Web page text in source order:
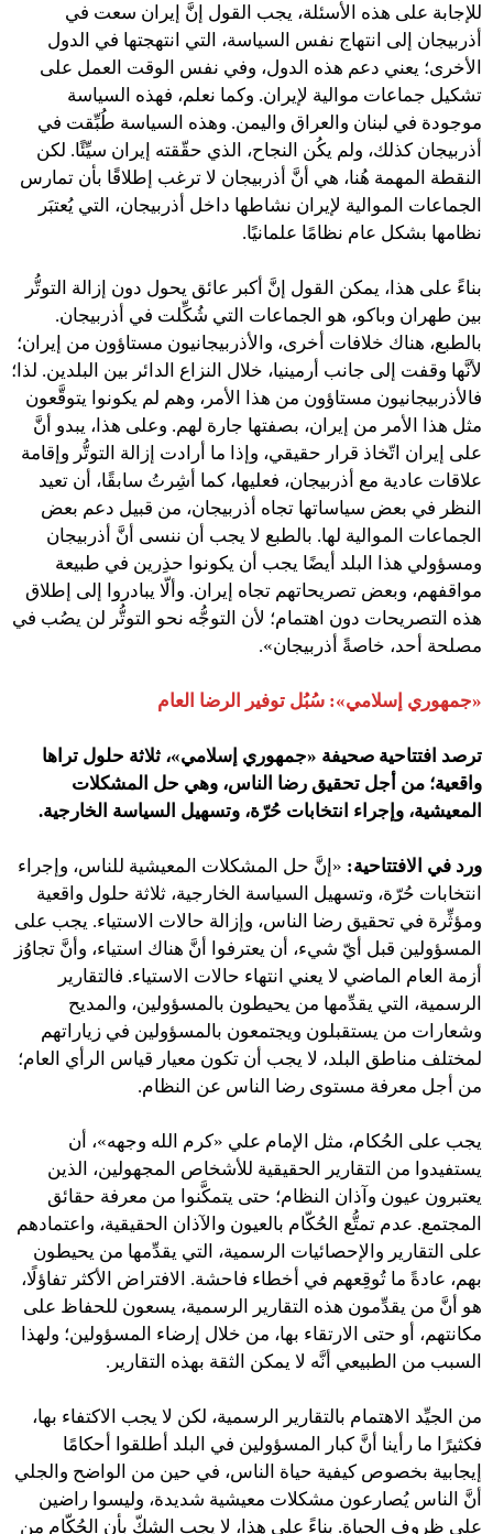
للإجابة على هذه الأسئلة، يجب القول إنَّ إيران سعت في
أذربيجان إلى انتهاج نفس السياسة، التي انتهجتها في الدول
الأخرى؛ يعني دعم هذه الدول، وفي نفس الوقت العمل على
تشكيل جماعات موالية لإيران. وكما نعلم، فهذه السياسة
موجودة في لبنان والعراق واليمن. وهذه السياسة طُبِّقت في
أذربيجان كذلك، ولم يكُن النجاح، الذي حقّقته إيران سيِّئًا. لكن
النقطة المهمة هُنا، هي أنَّ أذربيجان لا ترغب إطلاقًا بأن تمارس
الجماعات الموالية لإيران نشاطها داخل أذربيجان، التي يُعتبَر
نظامها بشكل عام نظامًا علمانيًا.
بناءً على هذا، يمكن القول إنَّ أكبر عائق يحول دون إزالة التوتُّر
بين طهران وباكو، هو الجماعات التي شُكِّلت في أذربيجان.
بالطبع، هناك خلافات أخرى، والأذربيجانيون مستاؤون من إيران؛
لأنَّها وقفت إلى جانب أرمينيا، خلال النزاع الدائر بين البلدين. لذا؛
فالأذربيجانيون مستاؤون من هذا الأمر، وهم لم يكونوا يتوقَّعون
مثل هذا الأمر من إيران، بصفتها جارة لهم. وعلى هذا، يبدو أنَّ
على إيران اتّخاذ قرار حقيقي، وإذا ما أرادت إزالة التوتُّر وإقامة
علاقات عادية مع أذربيجان، فعليها، كما أشِرتُ سابقًا، أن تعيد
النظر في بعض سياساتها تجاه أذربيجان، من قبيل دعم بعض
الجماعات الموالية لها. بالطبع لا يجب أن ننسى أنَّ أذربيجان
ومسؤولي هذا البلد أيضًا يجب أن يكونوا حذِرين في طبيعة
مواقفهم، وبعض تصريحاتهم تجاه إيران. وألّا يبادروا إلى إطلاق
هذه التصريحات دون اهتمام؛ لأن التوجُّه نحو التوتُّر لن يصُب في
مصلحة أحد، خاصةً أذربيجان».
«جمهوري إسلامي»: سُبُل توفير الرضا العام
ترصد افتتاحية صحيفة «جمهوري إسلامي»، ثلاثة حلول تراها
واقعية؛ من أجل تحقيق رضا الناس، وهي حل المشكلات
المعيشية، وإجراء انتخابات حُرّة، وتسهيل السياسة الخارجية.
ورد في الافتتاحية: «إنَّ حل المشكلات المعيشية للناس، وإجراء
انتخابات حُرّة، وتسهيل السياسة الخارجية، ثلاثة حلول واقعية
ومؤثِّرة في تحقيق رضا الناس، وإزالة حالات الاستياء. يجب على
المسؤولين قبل أيّ شيء، أن يعترفوا أنَّ هناك استياء، وأنَّ تجاوُز
أزمة العام الماضي لا يعني انتهاء حالات الاستياء. فالتقارير
الرسمية، التي يقدِّمها من يحيطون بالمسؤولين، والمديح
وشعارات من يستقبلون ويجتمعون بالمسؤولين في زياراتهم
لمختلف مناطق البلد، لا يجب أن تكون معيار قياس الرأي العام؛
من أجل معرفة مستوى رضا الناس عن النظام.
يجب على الحُكام، مثل الإمام علي «كرم الله وجهه»، أن
يستفيدوا من التقارير الحقيقية للأشخاص المجهولين، الذين
يعتبرون عيون وآذان النظام؛ حتى يتمكَّنوا من معرفة حقائق
المجتمع. عدم تمتُّع الحُكّام بالعيون والآذان الحقيقية، واعتمادهم
على التقارير والإحصائيات الرسمية، التي يقدِّمها من يحيطون
بهم، عادةً ما تُوقِعهم في أخطاء فاحشة. الافتراض الأكثر تفاؤلًا،
هو أنَّ من يقدِّمون هذه التقارير الرسمية، يسعون للحفاظ على
مكانتهم، أو حتى الارتقاء بها، من خلال إرضاء المسؤولين؛ ولهذا
السبب من الطبيعي أنَّه لا يمكن الثقة بهذه التقارير.
من الجيِّد الاهتمام بالتقارير الرسمية، لكن لا يجب الاكتفاء بها،
فكثيرًا ما رأينا أنَّ كبار المسؤولين في البلد أطلقوا أحكامًا
إيجابية بخصوص كيفية حياة الناس، في حين من الواضح والجلي
أنَّ الناس يُصارعون مشكلات معيشية شديدة، وليسوا راضين
على ظروف الحياة. بناءً على هذا، لا يجب الشكّ بأن الحُكّام من